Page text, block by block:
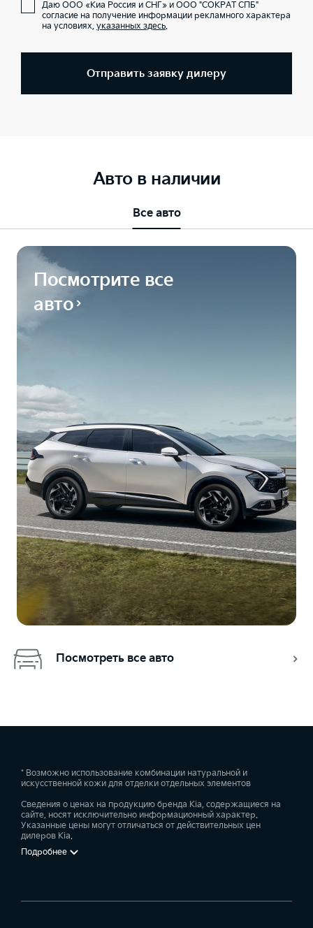
Даю ООО «Киа Россия и СНГ» и ООО "СОКРАТ СПБ"
согласие на получение информации рекламного характера
на условиях, указанных здесь.
Отправить заявку дилеру
Авто в наличии
Все авто
Посмотрите все
авто
Посмотреть все авто
* Возможно использование комбинации натуральной и
искусственной кожи для отделки отдельных элементов
Сведения о ценах на продукцию бренда Kia, содержащиеся на
сайте, носят исключительно информационный характер.
Указанные цены могут отличаться от действительных цен
дилеров Kia.
Подробнее